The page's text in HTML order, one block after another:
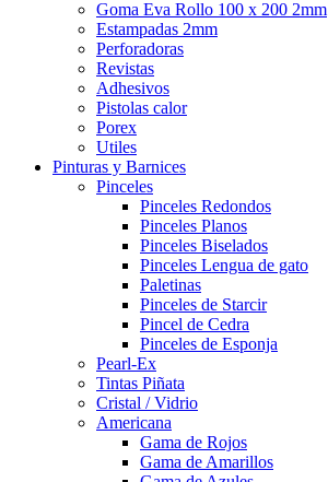
Goma Eva Rollo 100 x 200 2mm
Estampadas 2mm
Perforadoras
Revistas
Adhesivos
Pistolas calor
Porex
Utiles
Pinturas y Barnices
Pinceles
Pinceles Redondos
Pinceles Planos
Pinceles Biselados
Pinceles Lengua de gato
Paletinas
Pinceles de Starcir
Pincel de Cedra
Pinceles de Esponja
Pearl-Ex
Tintas Piñata
Cristal / Vidrio
Americana
Gama de Rojos
Gama de Amarillos